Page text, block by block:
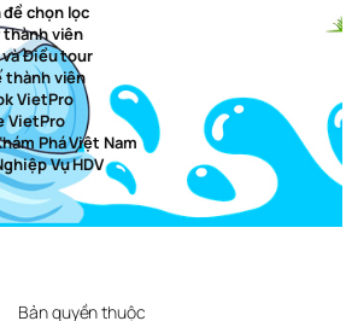
chọn lọc
thành viên
Điều tour
thành viên
VietPro
VietPro
Phá Việt Nam
Vụ HDV
Bản quyền thuộc